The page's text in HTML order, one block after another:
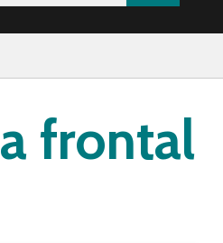
frontal